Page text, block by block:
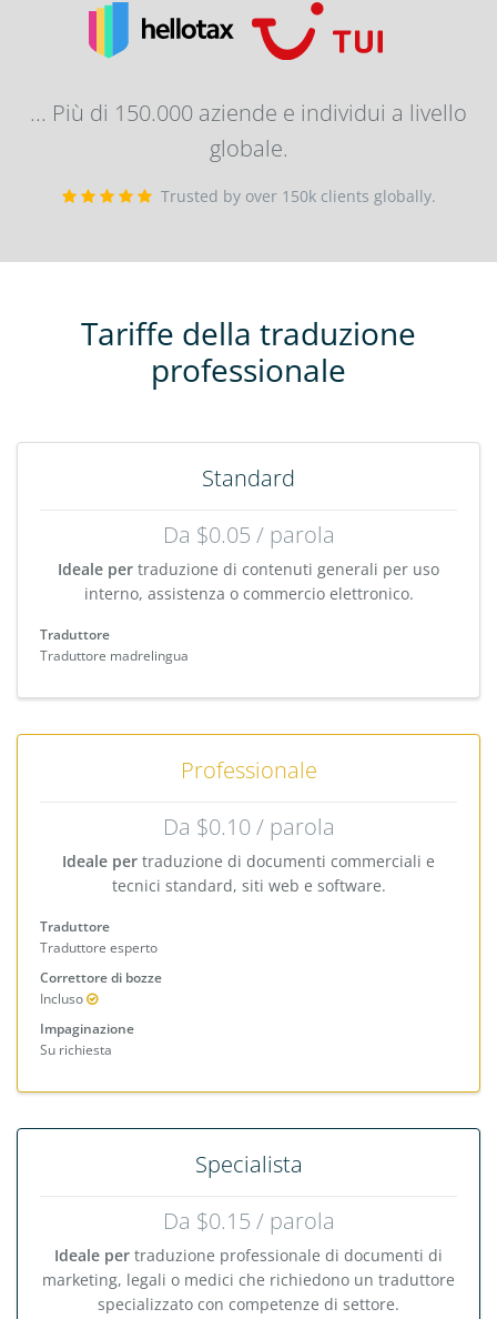
... Più di 150.000 aziende e individui a livello
globale.
Trusted by over 150k clients globally.
Tariffe della traduzione
professionale
Standard
Da $0.05 / parola
Ideale per traduzione di contenuti generali per uso
interno, assistenza o commercio elettronico.
Traduttore
Traduttore madrelingua
Professionale
Da $0.10 / parola
Ideale per traduzione di documenti commerciali e
tecnici standard, siti web e software.
Traduttore
Traduttore esperto
Correttore di bozze
Incluso
Impaginazione
Su richiesta
Specialista
Da $0.15 / parola
Ideale per traduzione professionale di documenti di
marketing, legali o medici che richiedono un traduttore
specializzato con competenze di settore.